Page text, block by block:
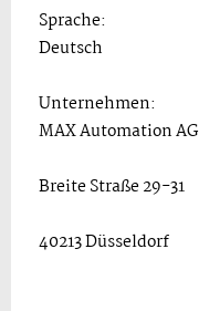
Sprache:
Deutsch
Unternehmen:
MAX Automation AG
Breite Straße 29-31
40213 Düsseldorf